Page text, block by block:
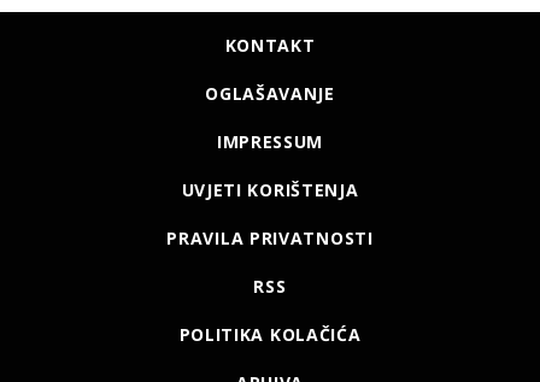
KONTAKT
OGLAŠAVANJE
IMPRESSUM
UVJETI KORIŠTENJA
PRAVILA PRIVATNOSTI
RSS
POLITIKA KOLAČIĆA